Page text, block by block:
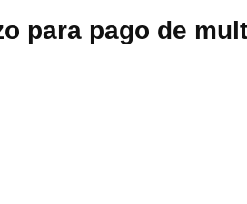
para pago de